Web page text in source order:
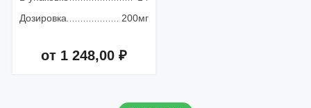
Дозировка
200мг
от 1 248,00 ₽